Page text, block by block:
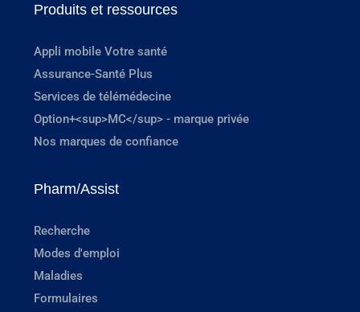
Produits et ressources
Appli mobile Votre santé
Assurance-Santé Plus
Services de télémédecine
Option+<sup>MC</sup> - marque privée
Nos marques de confiance
Pharm/Assist
Recherche
Modes d'emploi
Maladies
Formulaires